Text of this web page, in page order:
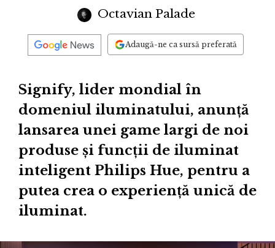
Octavian Palade
Adaugă-ne ca sursă preferată
Signify, lider mondial în
domeniul iluminatului, anunță
lansarea unei game largi de noi
produse și funcții de iluminat
inteligent Philips Hue, pentru a
putea crea o experiență unică de
iluminat.